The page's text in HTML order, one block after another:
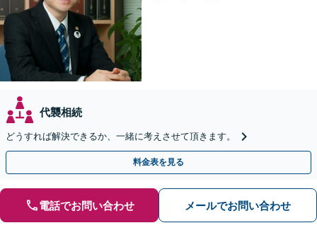
代襲相続
どうすれば解決できるか、一緒に考えさせて頂きます。
料金表を見る
電話でお問い合わせ メールでお問い合わせ